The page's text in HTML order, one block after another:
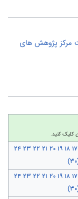
مركز پژوهش هاى
کلیک کنید.
۱۷ ۱۸ ۱۹ ۲۰ ۲۱ ۲۲ ۲۳ ۲۴
۱۷ ۱۸ ۱۹ ۲۰ ۲۱ ۲۲ ۲۳ ۲۴